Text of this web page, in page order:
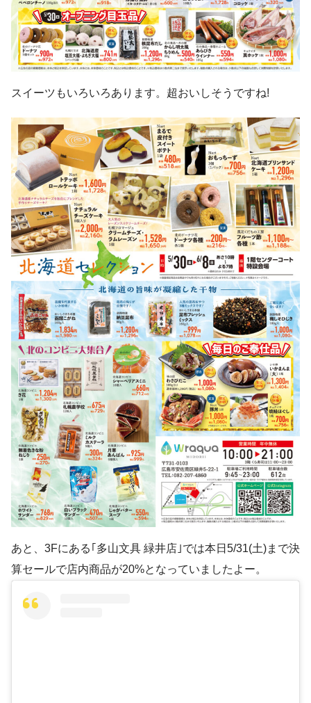
スイーツもいろいろあります。超おいしそうですね!
あと、3Fにある｢多山文具 緑井店｣では本日5/31(土)まで決
算セールで店内商品が20%となっていましたよー。